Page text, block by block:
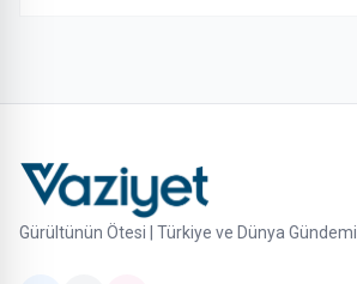
Gürültünün Ötesi | Türkiye ve Dünya Gündemi